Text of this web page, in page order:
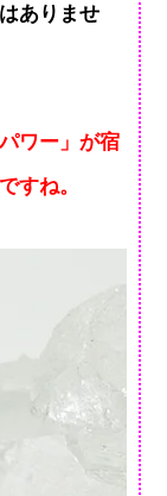
ありませ
ワー」が宿
すね。